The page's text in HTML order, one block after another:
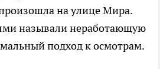
на улице Мира.
называли неработающую
подход к осмотрам.